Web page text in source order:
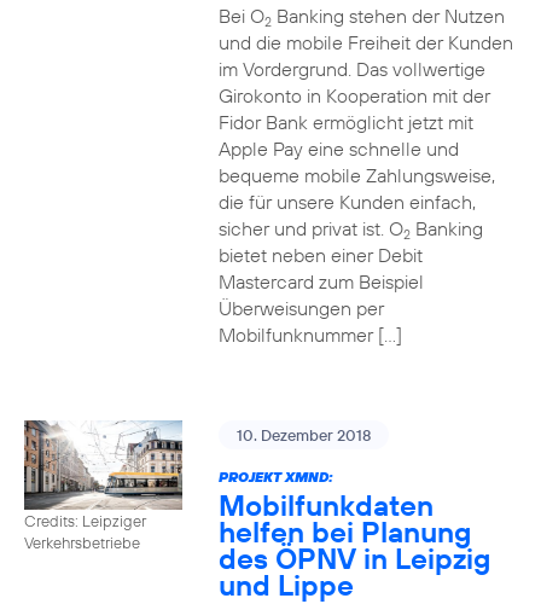
Bei O2Banking stehen der Nutzen
und die mobile Freiheit der Kunden
im Vordergrund. Das vollwertige
Girokonto in Kooperation mit der
Fidor Bank ermöglicht jetzt mit
Apple Pay eine schnelle und
bequeme mobile Zahlungsweise,
die für unsere Kunden einfach,
sicher und privat ist. O2Banking
bietet neben einer Debit
Mastercard zum Beispiel
Überweisungen per
Mobilfunknummer […]
Credits: Leipziger
Verkehrsbetriebe
10. Dezember 2018
PROJEKT XMND:
Mobilfunkdaten
helfen bei Planung
des ÖPNV in Leipzig
und Lippe